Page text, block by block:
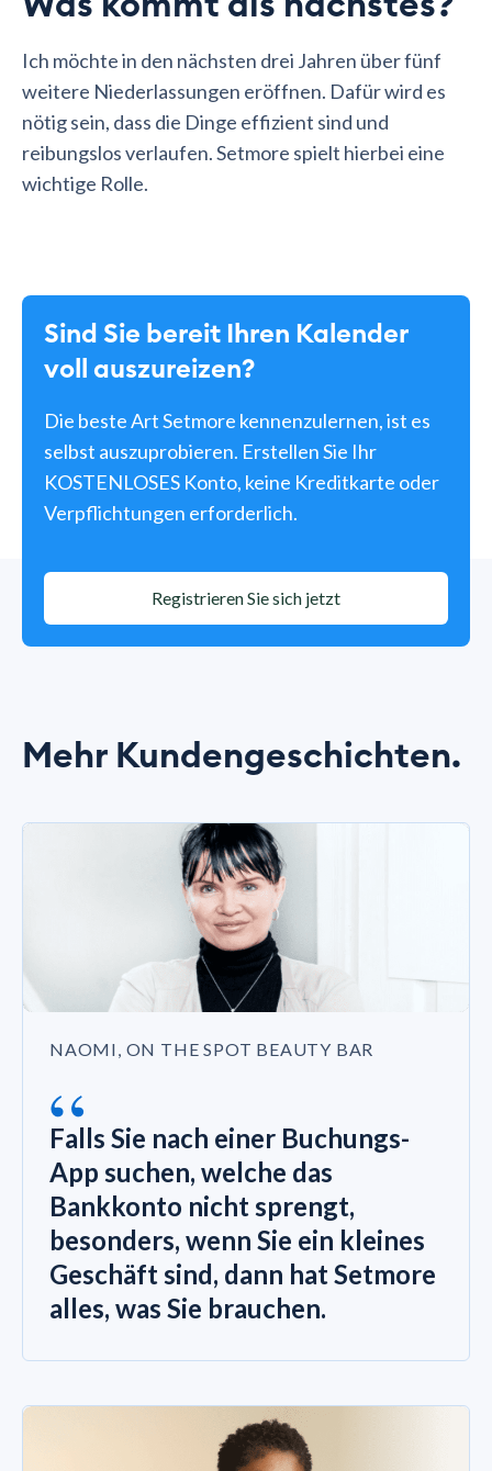
Ich möchte in den nächsten drei Jahren über fünf
weitere Niederlassungen eröffnen. Dafür wird es
nötig sein, dass die Dinge effizient sind und
reibungslos verlaufen. Setmore spielt hierbei eine
wichtige Rolle.
Sind Sie bereit Ihren Kalender
voll auszureizen?
Die beste Art Setmore kennenzulernen, ist es
selbst auszuprobieren. Erstellen Sie Ihr
KOSTENLOSES Konto, keine Kreditkarte oder
Verpflichtungen erforderlich.
Registrieren Sie sich jetzt
Mehr Kundengeschichten.
NAOMI, ON THE SPOT BEAUTY BAR
“
Falls Sie nach einer Buchungs-
App suchen, welche das
Bankkonto nicht sprengt,
besonders, wenn Sie ein kleines
Geschäft sind, dann hat Setmore
alles, was Sie brauchen.